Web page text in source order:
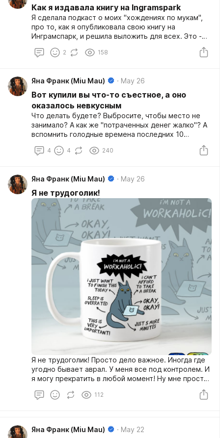
слушается. Хочу сделать симметрично, правая
хорошо идет, левая проваливается. Обсуждаем с
тренером, что делать: более "сильную" правую
подогнать? Или все-таки тянуть более слабую
левую? Потому что, если серьезно, правая все
делает как надо и хорошо смотрится, и жалко это
Как я издавала книгу на Ingramspark
Я сделала подкаст о моих "хождениях по мукам",
про то, как я опубликовала свою книгу на
Инграмспарк, и решила выложить для всех. Это -
тяжело и длинно. Но некоторые утверждают, что
им интересною
2 158
Яна Франк (Miu Mau) May 26
Вот купили вы что-то съестное, а оно
оказалось невкусным
Что делать будете? Выбросите, чтобы место не
занимало? А как же "потраченных денег жалко"? А
вспомнить голодные времена последних 10
4 4 240
Яна Франк (Miu Mau) May 26
Я не трудоголик!
Я не трудоголик! Просто дело важное. Иногда где
угодно бывает аврал. У меня все под контролем. И
я могу прекратить в любой момент! Ну мне просто
когда человек трудится? К неработающим
112
Яна Франк (Miu Mau) May 22